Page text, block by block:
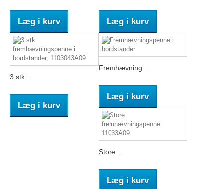
Læg i kurv Læg i kurv
3 stk...
Læg i kurv
Fremhævning...
Læg i kurv
Store...
Læg i kurv